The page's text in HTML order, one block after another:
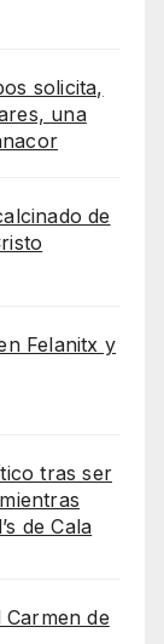
solicita,
una
de
Felanitx y
tras ser
de Cala
de